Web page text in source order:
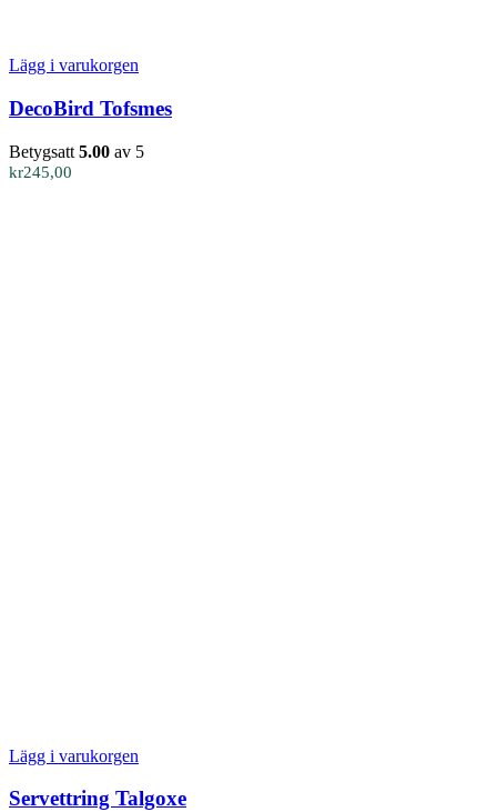
Lägg i varukorgen
DecoBird Tofsmes
Betygsatt 5.00 av 5
kr245,00
Lägg i varukorgen
Servettring Talgoxe